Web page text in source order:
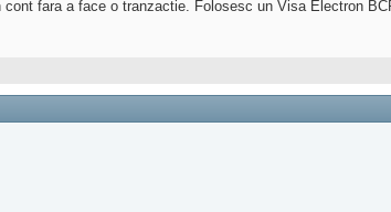
fara a face o tranzactie. Folosesc un Visa Electron